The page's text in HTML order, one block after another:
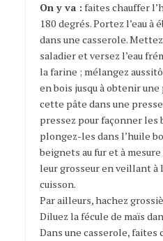
On y va : faites chauffer
180 degrés. Portez l’eau
dans une casserole.
saladier et versez l’eau
la farine ; mélangez
en bois jusqu à obtenir
cette pâte dans une
pressez pour façonner les
plongez-les dans l’huile
beignets au fur et à
leur grosseur en veillant à
cuisson.
Par ailleurs, hachez
Diluez la fécule de maïs
Dans une casserole, faites